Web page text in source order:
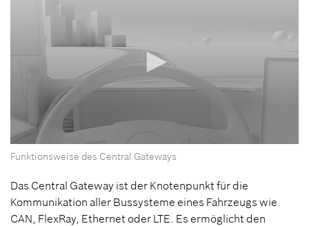
Sekunden
0
Sekunden
Funktionsweise des Central Gateways
Das Central Gateway ist der Knotenpunkt für die
Kommunikation aller Bussysteme eines Fahrzeugs wie
CAN, FlexRay, Ethernet oder LTE. Es ermöglicht den